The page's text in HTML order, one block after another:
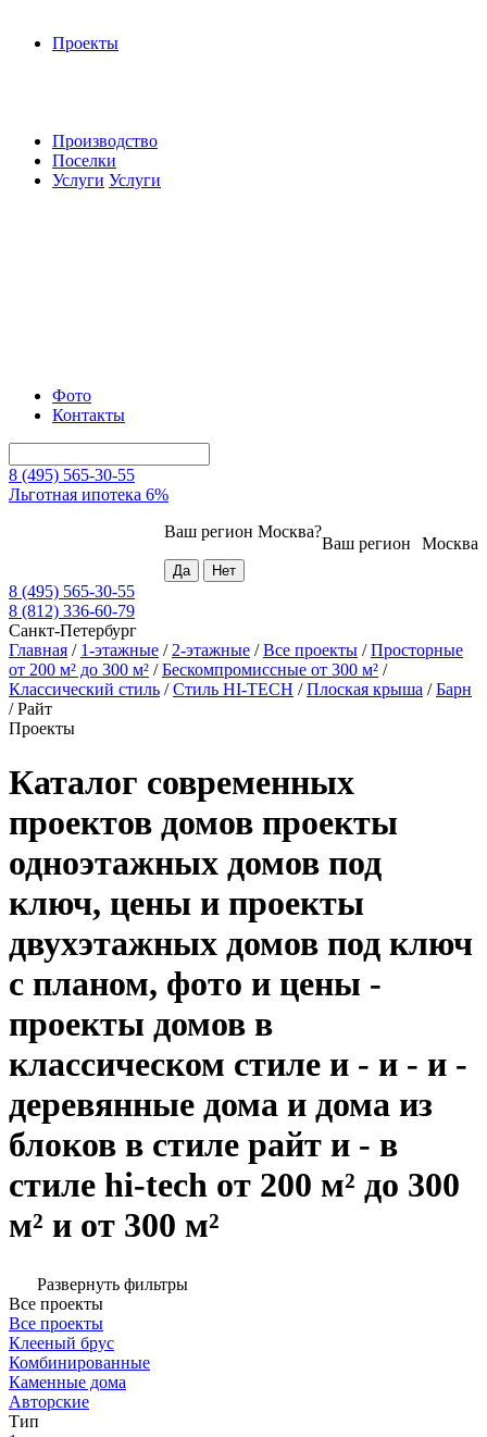
Проекты
Производство
Поселки
Услуги Услуги
Фото
Контакты
8 (495) 565-30-55
Льготная ипотека 6%
Москва
Ваш регион
Ваш регион Москва?
8 (495) 565-30-55
8 (812) 336-60-79
Санкт-Петербург
Главная / 1-этажные / 2-этажные /Все проекты /Просторные
от 200 м² до 300 м² /Бескомпромиссные от 300 м² /
Классический стиль /Стиль HI-TECH /Плоская крыша /Барн
/Райт
Проекты
Каталог современных
проектов домов проекты
одноэтажных домов под
ключ, цены и проекты
двухэтажных домов под ключ
с планом, фото и цены -
проекты домов в
классическом стиле и - и - и -
деревянные дома и дома из
блоков в стиле райт и - в
стиле hi-tech от 200 м² до 300
м² и от 300 м²
Развернуть фильтры
Все проекты
Все проекты
Клееный брус
Комбинированные
Каменные дома
Авторские
Тип